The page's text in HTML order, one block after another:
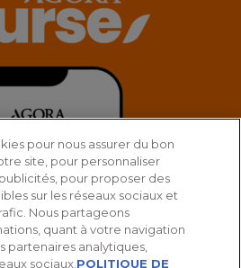
pour nous assurer du bon
site, pour personnaliser
pour proposer des
sur les réseaux sociaux et
Nous partageons
quant à votre navigation
partenaires analytiques,
sociaux. POLITIQUE DE